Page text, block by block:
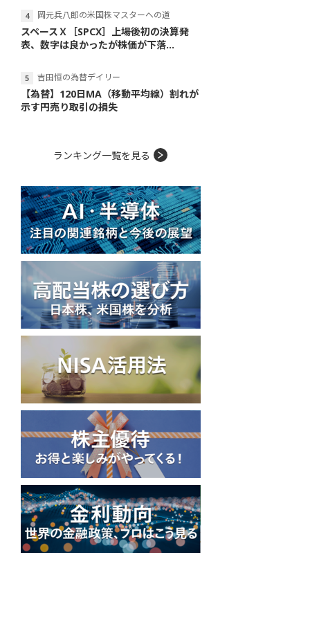
岡元兵八郎の米国株マスターへの道
スペースＸ［SPCX］上場後初の決算発
表、数字は良かったが株価が下落...
吉田恒の為替デイリー
【為替】120日MA（移動平均線）割れが
示す円売り取引の損失
ランキング一覧を見る